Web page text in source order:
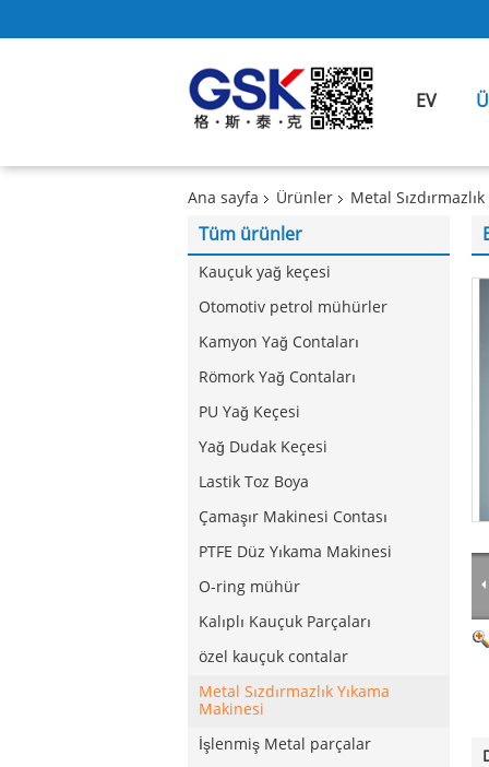
EV
Ana sayfa Ürünler Metal
Tüm ürünler
Kauçuk yağ keçesi
Otomotiv petrol mühürler
Kamyon Yağ Contaları
Römork Yağ Contaları
PU Yağ Keçesi
Yağ Dudak Keçesi
Lastik Toz Boya
Çamaşır Makinesi Contası
PTFE Düz Yıkama Makinesi
O-ring mühür
Kalıplı Kauçuk Parçaları
özel kauçuk contalar
Metal Sızdırmazlık Yıkama
Makinesi
İşlenmiş Metal parçalar